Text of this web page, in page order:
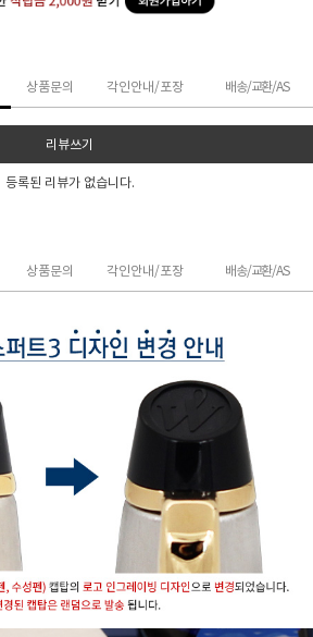
상품문의 각인안내/포장 배송/교환/AS
리뷰쓰기
등록된 리뷰가 없습니다.
상품문의 각인안내/포장 배송/교환/AS